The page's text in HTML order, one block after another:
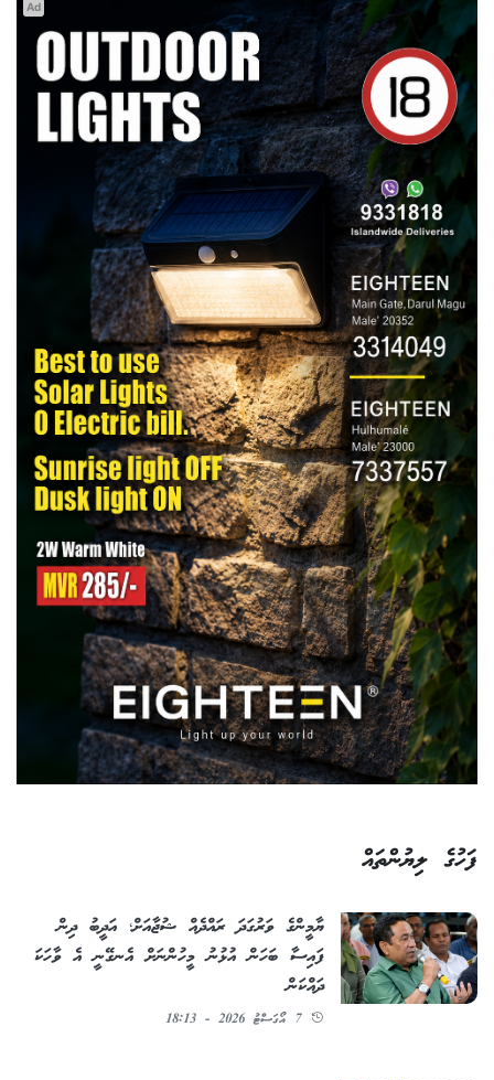
Ad
ފަހުގެ ލިޔުންތައް
ޔާމީންގެ ވަރުގަދަ ރައްދެއް ޝުޖާއަށް؛ އަދީބު ދިން
ފައިސާ ބަހަން އުޅުނު މީހުންނަށް އެނގޭނީ އެ ވާހަކަ
ދައްކަން
7 އޯގަސްޓު 2026 - 18:13